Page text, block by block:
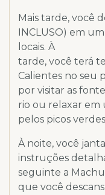
Mais tarde, você
INCLUSO) em
locais. À
tarde, você terá
Calientes no seu
por visitar as
rio ou relaxar em
pelos picos
À noite, você
instruções
seguinte a
que você